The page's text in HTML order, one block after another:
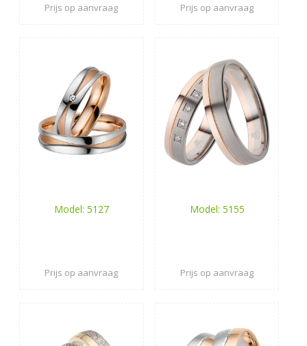
Prijs op aanvraag Prijs op aanvraag
Model: 5127
Prijs op aanvraag
Model: 5155
Prijs op aanvraag